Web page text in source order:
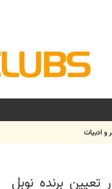
و ادبيات
برنده نوبل